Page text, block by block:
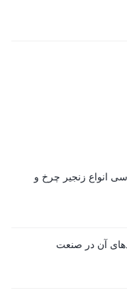
انواع زنجیر چرخ و
آن در صنعت